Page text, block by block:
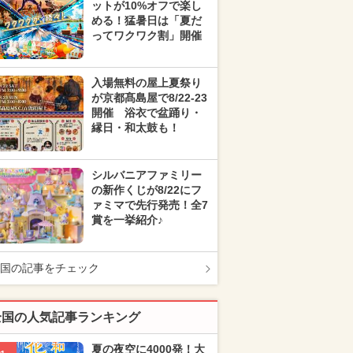
ットが10%オフで楽し
める！猛暑日は「夏だ
ってワクワク割」開催
入場無料の屋上夏祭り
が京都髙島屋で8/22-23
開催 浴衣で盆踊り・
縁日・和太鼓も！
シルバニアファミリー
の新作くじが8/22にフ
ァミマで先行発売！全7
賞を一挙紹介♪
の記事をチェック
の人気記事ランキング
夏の夜空に4000発！大